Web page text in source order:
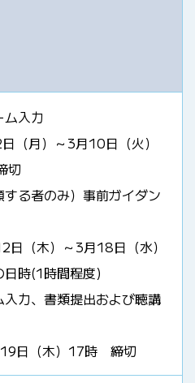
ム入力
（月）～3月10日（火）
切
する者のみ）事前ガイダン
（木）～3月18日（水）
日時(1時間程度)
入力、書類提出および聴講
日（木）17時 締切